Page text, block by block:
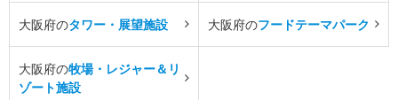
大阪府のタワー・展望施設 大阪府のフードテーマパーク
大阪府の牧場・レジャー＆リ
ゾート施設